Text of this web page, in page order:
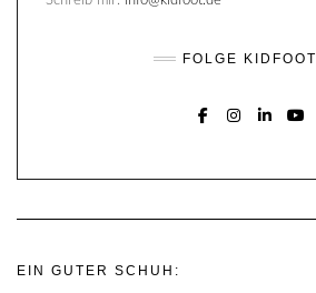
FOLGE KIDFOOT
EIN GUTER SCHUH: